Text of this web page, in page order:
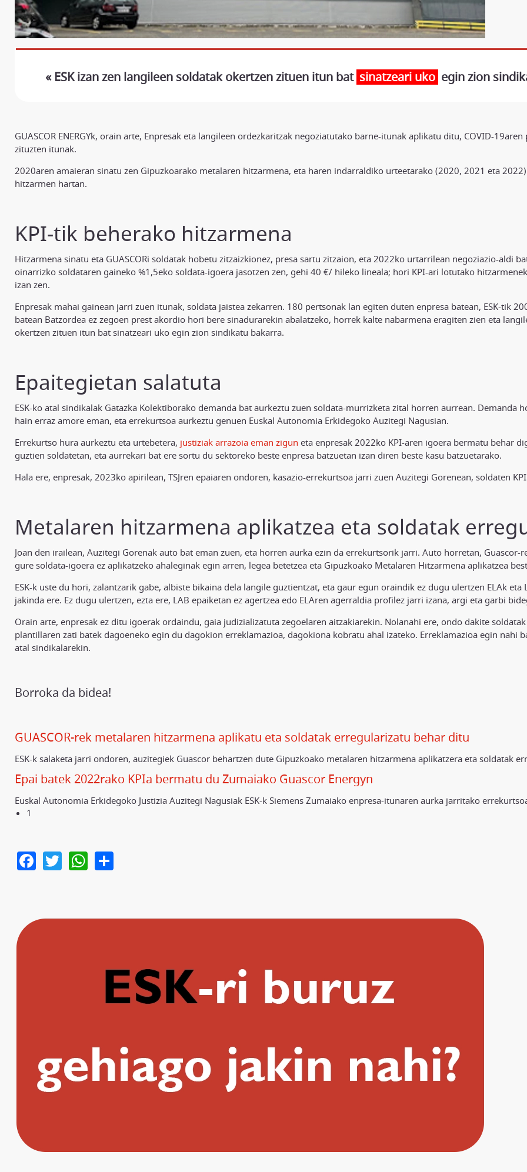
« ESK izan zen langileen soldatak okertzen zituen itun bat sinatzeari uko egin zion
GUASCOR ENERGYk, orain arte, Enpresak eta langileen ordezkaritzak negoziatutako barne-itunak aplikatu ditu, COVID-
zituzten itunak.
2020aren amaieran sinatu zen Gipuzkoarako metalaren hitzarmena, eta haren indarraldiko urteetarako (2020, 2021 eta
hitzarmen hartan.
KPI-tik beherako hitzarmena
Hitzarmena sinatu eta GUASCORi soldatak hobetu zitzaizkionez, presa sartu zitzaion, eta 2022ko urtarrilean negoziazio-aldi
oinarrizko soldataren gaineko %1,5eko soldata-igoera jasotzen zen, gehi 40 €/ hileko lineala; hori KPI-ari lotutako
izan zen.
Enpresak mahai gainean jarri zuen itunak, soldata jaistea zekarren. 180 pertsonak lan egiten duten enpresa batean, ESK-tik
batean Batzordea ez zegoen prest akordio hori bere sinadurarekin abalatzeko, horrek kalte nabarmena eragiten zien eta
okertzen zituen itun bat sinatzeari uko egin zion sindikatu bakarra.
Epaitegietan salatuta
ESK-ko atal sindikalak Gatazka Kolektiborako demanda bat aurkeztu zuen soldata-murrizketa zital horren aurrean. Demanda
hain erraz amore eman, eta errekurtsoa aurkeztu genuen Euskal Autonomia Erkidegoko Auzitegi Nagusian.
Errekurtso hura aurkeztu eta urtebetera, justiziak arrazoia eman zigun eta enpresak 2022ko KPI-aren igoera bermatu behar
guztien soldatetan, eta aurrekari bat ere sortu du sektoreko beste enpresa batzuetan izan diren beste kasu batzuetarako.
Hala ere, enpresak, 2023ko apirilean, TSJren epaiaren ondoren, kasazio-errekurtsoa jarri zuen Auzitegi Gorenean, soldaten
Metalaren hitzarmena aplikatzea eta soldatak
Joan den irailean, Auzitegi Gorenak auto bat eman zuen, eta horren aurka ezin da errekurtsorik jarri. Auto horretan,
gure soldata-igoera ez aplikatzeko ahaleginak egin arren, legea betetzea eta Gipuzkoako Metalaren Hitzarmena aplikatzea
ESK-k uste du hori, zalantzarik gabe, albiste bikaina dela langile guztientzat, eta gaur egun oraindik ez dugu ulertzen ELAk
jakinda ere. Ez dugu ulertzen, ezta ere, LAB epaiketan ez agertzea edo ELAren agerraldia profilez jarri izana, argi eta garbi
Orain arte, enpresak ez ditu igoerak ordaindu, gaia judizializatuta zegoelaren aitzakiarekin. Nolanahi ere, ondo dakite
plantillaren zati batek dagoeneko egin du dagokion erreklamazioa, dagokiona kobratu ahal izateko. Erreklamazioa egin nahi
atal sindikalarekin.
Borroka da bidea!
GUASCOR-rek metalaren hitzarmena aplikatu eta soldatak erregularizatu behar ditu
ESK-k salaketa jarri ondoren, auzitegiek Guascor behartzen dute Gipuzkoako metalaren hitzarmena aplikatzera eta soldatak
Epai batek 2022rako KPIa bermatu du Zumaiako Guascor Energyn
Euskal Autonomia Erkidegoko Justizia Auzitegi Nagusiak ESK-k Siemens Zumaiako enpresa-itunaren aurka jarritako
1
Facebook
TwitterWhatsApp